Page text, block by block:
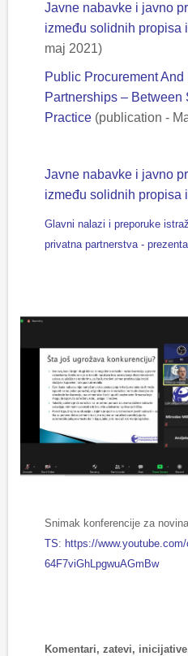
Javne nabavke i javno
između solidnih propisa
maj 2021)
Public Procurement
Partnerships –
Practice (publication -
Javne nabavke i javno
između solidnih propisa
Glavni nalazi i preporuke
privatna partnerstva -
Snimak konferencije za
TS: https://
64F7viGhLpgwuAGmBw
Komentari, zatevi,